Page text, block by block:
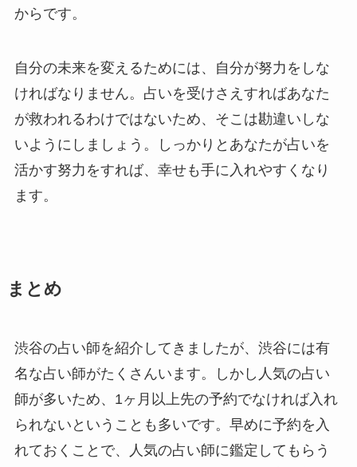
からです。
自分の未来を変えるためには、自分が努力をしな
ければなりません。占いを受けさえすればあなた
が救われるわけではないため、そこは勘違いしな
いようにしましょう。しっかりとあなたが占いを
活かす努力をすれば、幸せも手に入れやすくなり
ます。
まとめ
渋谷の占い師を紹介してきましたが、渋谷には有
名な占い師がたくさんいます。しかし人気の占い
師が多いため、1ヶ月以上先の予約でなければ入れ
られないということも多いです。早めに予約を入
れておくことで、人気の占い師に鑑定してもらう